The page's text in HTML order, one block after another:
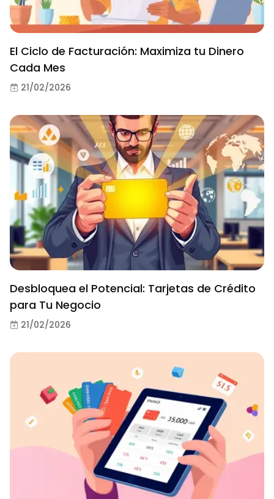
El Ciclo de Facturación: Maximiza tu Dinero
Cada Mes
21/02/2026
Desbloquea el Potencial: Tarjetas de Crédito
para Tu Negocio
21/02/2026